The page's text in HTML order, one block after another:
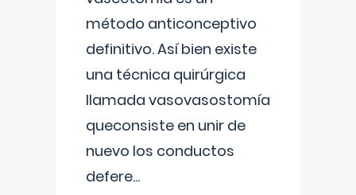
método anticonceptivo
definitivo. Así bien existe
una técnica quirúrgica
llamada vasovasostomía
queconsiste en unir de
nuevo los conductos
defere...